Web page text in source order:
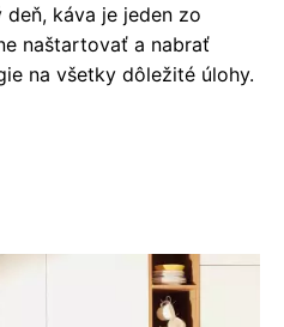
káva je jeden zo
naštartovať a nabrať
na všetky dôležité úlohy.